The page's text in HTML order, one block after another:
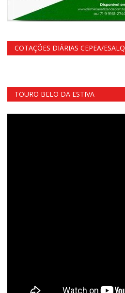
COTAÇÕES DIÁRIAS CEPEA/ESALQ
TOURO BELO DA ESTIVA